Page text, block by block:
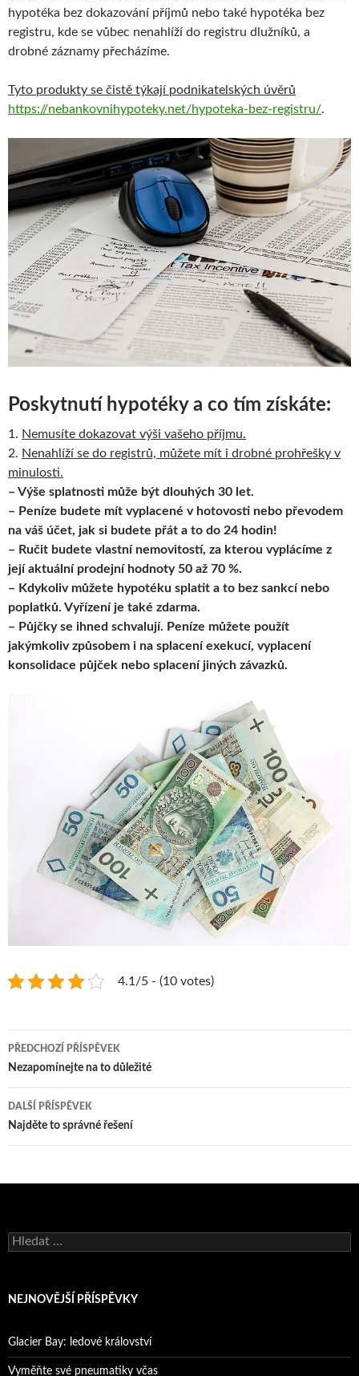
hypotéka bez dokazování příjmů nebo také hypotéka bez
registru, kde se vůbec nenahlíží do registru dlužníků, a
drobné záznamy přecházíme.
Tyto produkty se čistě týkají podnikatelských úvěrů
https://nebankovnihypoteky.net/hypoteka-bez-registru/.
Poskytnutí hypotéky a co tím získáte:
1. Nemusíte dokazovat výši vašeho příjmu.
2. Nenahlíží se do registrů, můžete mít i drobné prohřešky v
minulosti.
– Výše splatnosti může být dlouhých 30 let.
– Peníze budete mít vyplacené v hotovosti nebo převodem
na váš účet, jak si budete přát a to do 24 hodin!
– Ručit budete vlastní nemovitostí, za kterou vyplácíme z
její aktuální prodejní hodnoty 50 až 70 %.
– Kdykoliv můžete hypotéku splatit a to bez sankcí nebo
poplatků. Vyřízení je také zdarma.
– Půjčky se ihned schvalují. Peníze můžete použít
jakýmkoliv způsobem i na splacení exekucí, vyplacení
konsolidace půjček nebo splacení jiných závazků.
4.1/5 - (10 votes)
Navigace
pro
příspěvky
PŘEDCHOZÍ PŘÍSPĚVEK
Nezapomínejte na to důležité
DALŠÍ PŘÍSPĚVEK
Najděte to správné řešení
Vyhledávání
NEJNOVĚJŠÍ PŘÍSPĚVKY
Glacier Bay: ledové království
Vyměňte své pneumatiky včas